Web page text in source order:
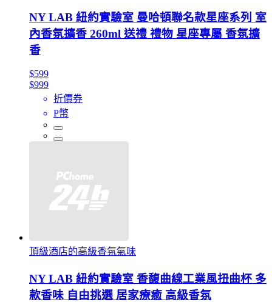
NY LAB 紐約實驗室 曼哈頓聯名款星座系列 室
內香氛擴香 260ml 送禮 禮物 星座專屬 香氛擴
香
$599
$999
折價券
P幣
頂級酒店的高級香氛氣味
NY LAB 紐約實驗室 香馥曲線工業風扭曲杯 多
款香味 自由挑選 居家療癒 高級香氛